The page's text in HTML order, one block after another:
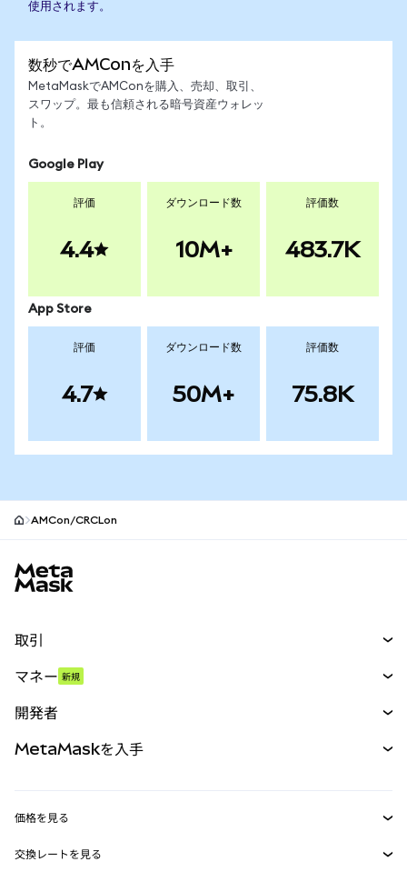
使用されます。
数秒でAMConを入手
MetaMaskでAMConを購入、売却、取引、
スワップ。最も信頼される暗号資産ウォレッ
ト。
Google Play
評価
4.4
ダウンロード数
10M+
評価数
483.7K
App Store
評価
4.7
ダウンロード数
50M+
評価数
75.8K
AMCon/CRCLon
取引
パーペチュアル
RWA
マネー 新規
開発者
MetaMask Connect
MetaMaskを入手
価格を見る
イーサリアムの価格
交換レートを見る